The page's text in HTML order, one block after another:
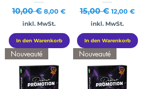
Standardpreis
10,00 € Sale-Preis
8,00 €
inkl. MwSt.
In den Warenkorb
Standardpreis
15,00 € Sale-Preis
12,00 €
inkl. MwSt.
In den Warenkorb
Nouveauté Nouveauté